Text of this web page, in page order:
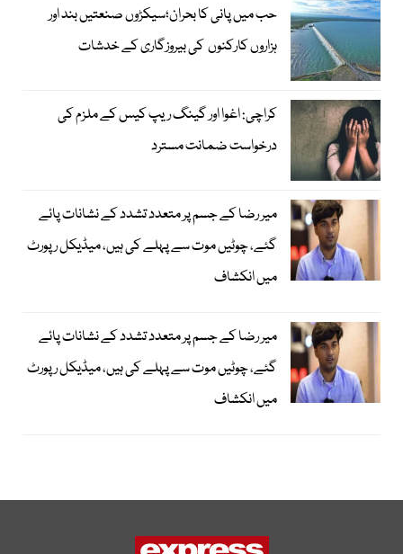
حب میں پانی کا بحران؛سیکڑوں صنعتیں بند اور
ہزاروں کارکنوں کی بیروزگاری کے خدشات
کراچی: اغوا اور گینگ ریپ کیس کے ملزم کی
درخواست ضمانت مسترد
میر رضا کے جسم پر متعدد تشدد کے نشانات پائے
گئے، چوٹیں موت سے پہلے کی ہیں، میڈیکل رپورٹ
میں انکشاف
میر رضا کے جسم پر متعدد تشدد کے نشانات پائے
گئے، چوٹیں موت سے پہلے کی ہیں، میڈیکل رپورٹ
میں انکشاف